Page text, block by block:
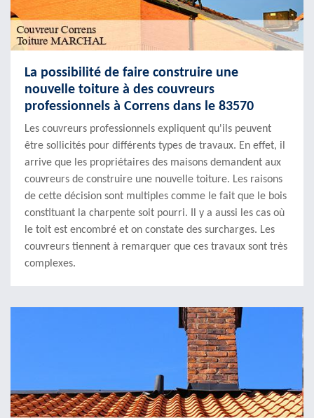
La possibilité de faire construire une
nouvelle toiture à des couvreurs
professionnels à Correns dans le 83570
Les couvreurs professionnels expliquent qu'ils peuvent
être sollicités pour différents types de travaux. En effet, il
arrive que les propriétaires des maisons demandent aux
couvreurs de construire une nouvelle toiture. Les raisons
de cette décision sont multiples comme le fait que le bois
constituant la charpente soit pourri. Il y a aussi les cas où
le toit est encombré et on constate des surcharges. Les
couvreurs tiennent à remarquer que ces travaux sont très
complexes.